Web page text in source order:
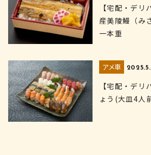
【宅配・デ
産美陵鰻（み
一本重
アメ車
【宅配・デ
ょう(大皿4人